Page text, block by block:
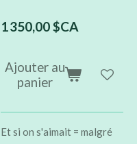
1 350,00 $CA
Ajouter au
panier
Et si on s'aimait = malgré